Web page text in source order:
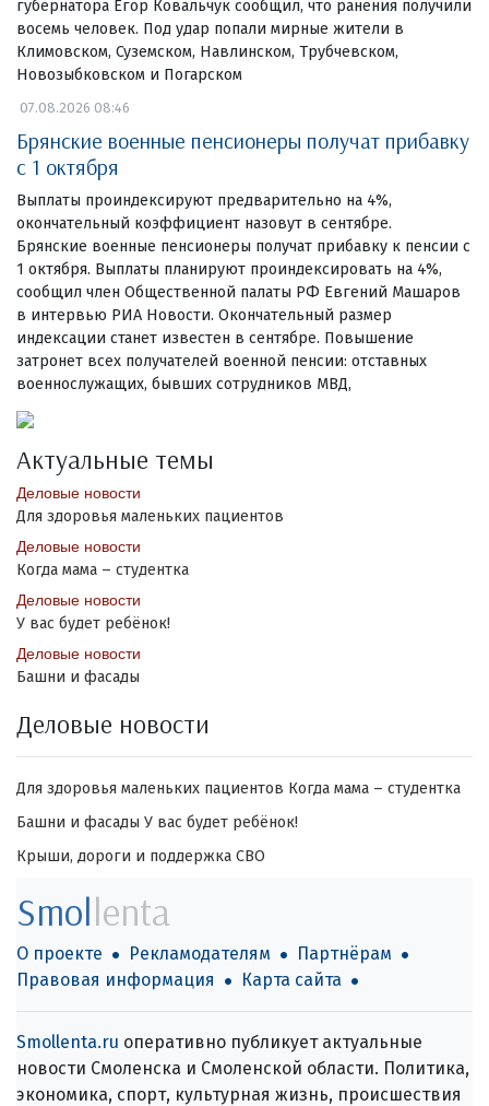
губернатора Егор Ковальчук сообщил, что ранения получили
восемь человек. Под удар попали мирные жители в
Климовском, Суземском, Навлинском, Трубчевском,
Новозыбковском и Погарском
07.08.2026 08:46
Брянские военные пенсионеры получат прибавку
с 1 октября
Выплаты проиндексируют предварительно на 4%,
окончательный коэффициент назовут в сентябре.
Брянские военные пенсионеры получат прибавку к пенсии с
1 октября. Выплаты планируют проиндексировать на 4%,
сообщил член Общественной палаты РФ Евгений Машаров
в интервью РИА Новости. Окончательный размер
индексации станет известен в сентябре. Повышение
затронет всех получателей военной пенсии: отставных
военнослужащих, бывших сотрудников МВД,
Актуальные темы
Деловые новости
Для здоровья маленьких пациентов
Деловые новости
Когда мама – студентка
Деловые новости
У вас будет ребёнок!
Деловые новости
Башни и фасады
Деловые новости
Для здоровья маленьких пациентов Когда мама – студентка
Башни и фасады У вас будет ребёнок!
Крыши, дороги и поддержка СВО
Smollenta
О проекте Рекламодателям
Партнёрам
Правовая информация
Карта сайта
Smollenta.ru оперативно публикует актуальные
новости Смоленска и Смоленской области. Политика,
экономика, спорт, культурная жизнь, происшествия